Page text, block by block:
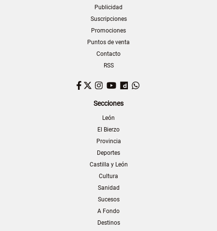
Publicidad
Suscripciones
Promociones
Puntos de venta
Contacto
RSS
Facebook
TwitterInstagram
YouTubeDailymotion
Secciones
León
El Bierzo
Provincia
Deportes
Castilla y León
Cultura
Sanidad
Sucesos
A Fondo
Destinos